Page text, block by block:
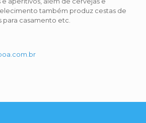
também produz cestas de
para casamento etc.